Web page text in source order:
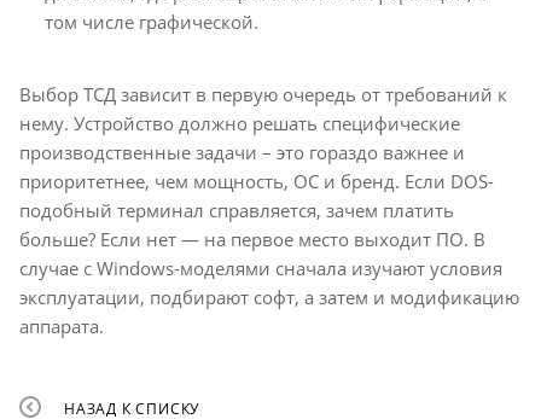
том числе графической.
Выбор ТСД зависит в первую очередь от требований к
нему. Устройство должно решать специфические
производственные задачи – это гораздо важнее и
приоритетнее, чем мощность, ОС и бренд. Если DOS-
подобный терминал справляется, зачем платить
больше? Если нет — на первое место выходит ПО. В
случае с Windows-моделями сначала изучают условия
эксплуатации, подбирают софт, а затем и модификацию
аппарата.
НАЗАД К СПИСКУ